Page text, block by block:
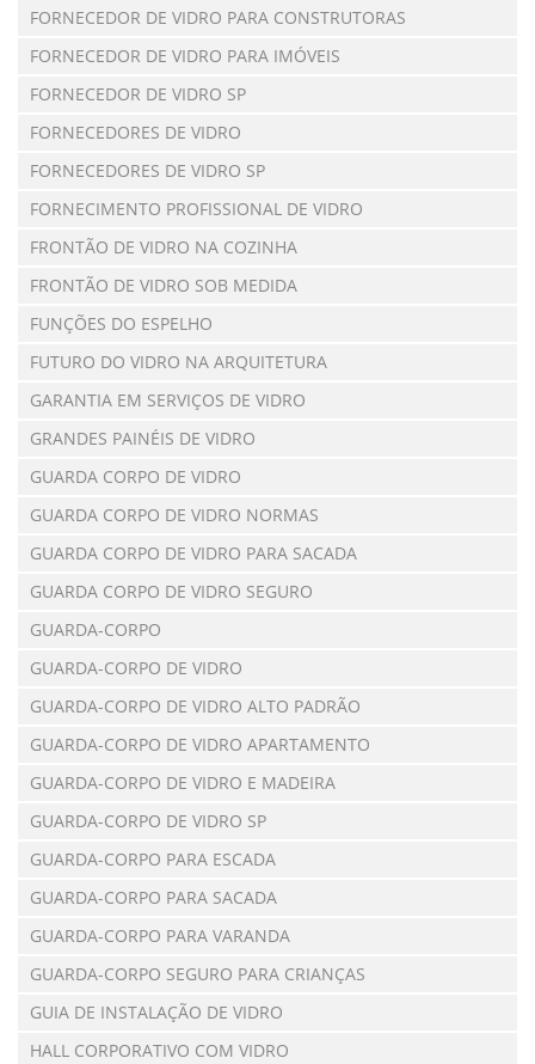
FORNECEDOR DE VIDRO PARA CONSTRUTORAS
FORNECEDOR DE VIDRO PARA IMÓVEIS
FORNECEDOR DE VIDRO SP
FORNECEDORES DE VIDRO
FORNECEDORES DE VIDRO SP
FORNECIMENTO PROFISSIONAL DE VIDRO
FRONTÃO DE VIDRO NA COZINHA
FRONTÃO DE VIDRO SOB MEDIDA
FUNÇÕES DO ESPELHO
FUTURO DO VIDRO NA ARQUITETURA
GARANTIA EM SERVIÇOS DE VIDRO
GRANDES PAINÉIS DE VIDRO
GUARDA CORPO DE VIDRO
GUARDA CORPO DE VIDRO NORMAS
GUARDA CORPO DE VIDRO PARA SACADA
GUARDA CORPO DE VIDRO SEGURO
GUARDA-CORPO
GUARDA-CORPO DE VIDRO
GUARDA-CORPO DE VIDRO ALTO PADRÃO
GUARDA-CORPO DE VIDRO APARTAMENTO
GUARDA-CORPO DE VIDRO E MADEIRA
GUARDA-CORPO DE VIDRO SP
GUARDA-CORPO PARA ESCADA
GUARDA-CORPO PARA SACADA
GUARDA-CORPO PARA VARANDA
GUARDA-CORPO SEGURO PARA CRIANÇAS
GUIA DE INSTALAÇÃO DE VIDRO
HALL CORPORATIVO COM VIDRO